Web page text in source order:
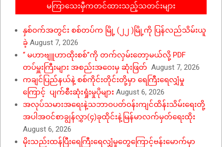
မကြာသေးမှီကတင်ထားသည့်သတင်းများ
နှစ်ဝက်အတွင်း စစ်တပ်က မြို့ (၂၂ )မြို့ကို ပြန်လည်သိမ်းယူ
ခဲ့ August 7, 2026
“ မဟာဗျူဟာထိုးစစ်”ကို တက်လှမ်းတော့မယ်လို့ PDF
တပ်မှူးကြီးများ အစည်းအဝေးမှ ဆုံးဖြတ် August 7, 2026
ကချင်ပြည်နယ်နဲ့ စစ်ကိုင်းတိုင်းတို့မှာ ရေကြီးရေလျှံမှု
ကြောင့် ပျက်စီးဆုံးရှုံးမှုပိုများ August 6, 2026
အလုပ်သမားအရေးနဲ့သဘာဝပတ်ဝန်းကျင်ထိန်းသိမ်းရေးတို့
အပါအဝင်စာချွန်လွှာ(၄)ခုထိုင်းနဲ့မြန်မာလက်မှတ်ရေးထိုး
August 6, 2026
မိုးသည်းထန်ပြီးရေကြီးရေလျှံမှုတွေကြောင့်ဗန်းမောက်မှာ